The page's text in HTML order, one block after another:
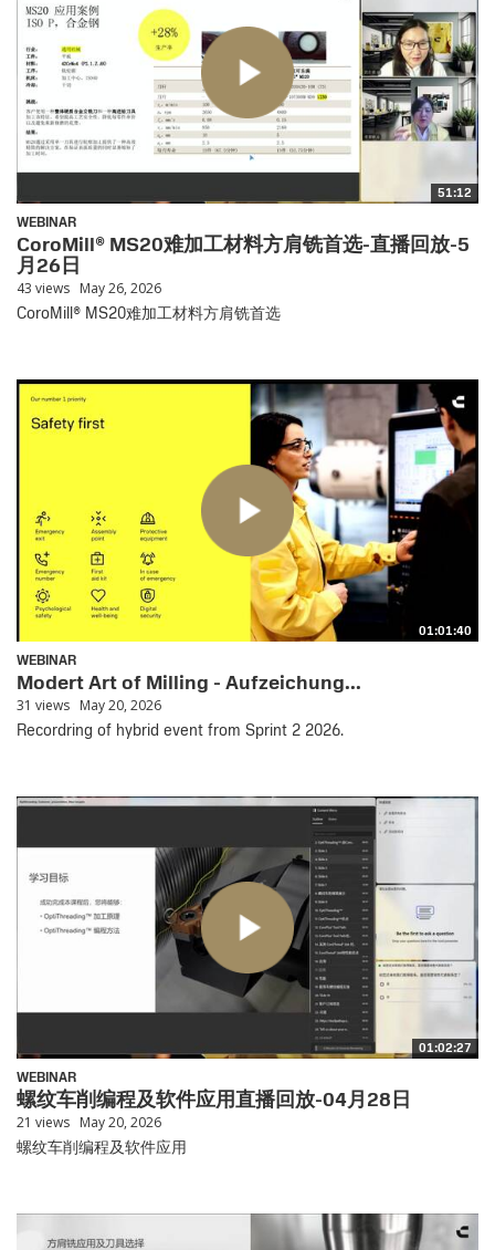
51:12
WEBINAR
CoroMill® MS20难加工材料方肩铣首选-直播回放-5
月26日
43 views May 26, 2026
CoroMill® MS20难加工材料方肩铣首选
01:01:40
WEBINAR
Modert Art of Milling - Aufzeichung...
31 views May 20, 2026
Recordring of hybrid event from Sprint 2 2026.
01:02:27
WEBINAR
螺纹车削编程及软件应用直播回放-04月28日
21 views May 20, 2026
螺纹车削编程及软件应用